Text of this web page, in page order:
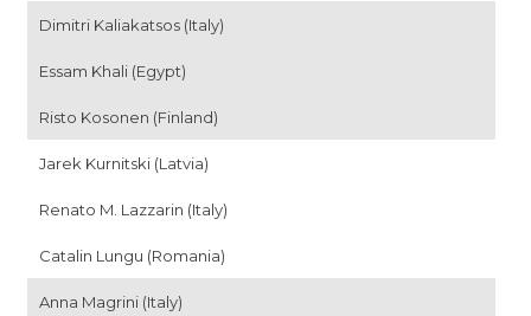
Dimitri Kaliakatsos (Italy)
Essam Khali (Egypt)
Risto Kosonen (Finland)
Jarek Kurnitski (Latvia)
Renato M. Lazzarin (Italy)
Catalin Lungu (Romania)
Anna Magrini (Italy)